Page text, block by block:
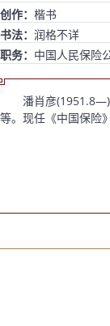
创作： 楷书
书法： 润格不详
职务： 中国人民保险
潘肖彦(1951.8—)河
等。现任《中国保险